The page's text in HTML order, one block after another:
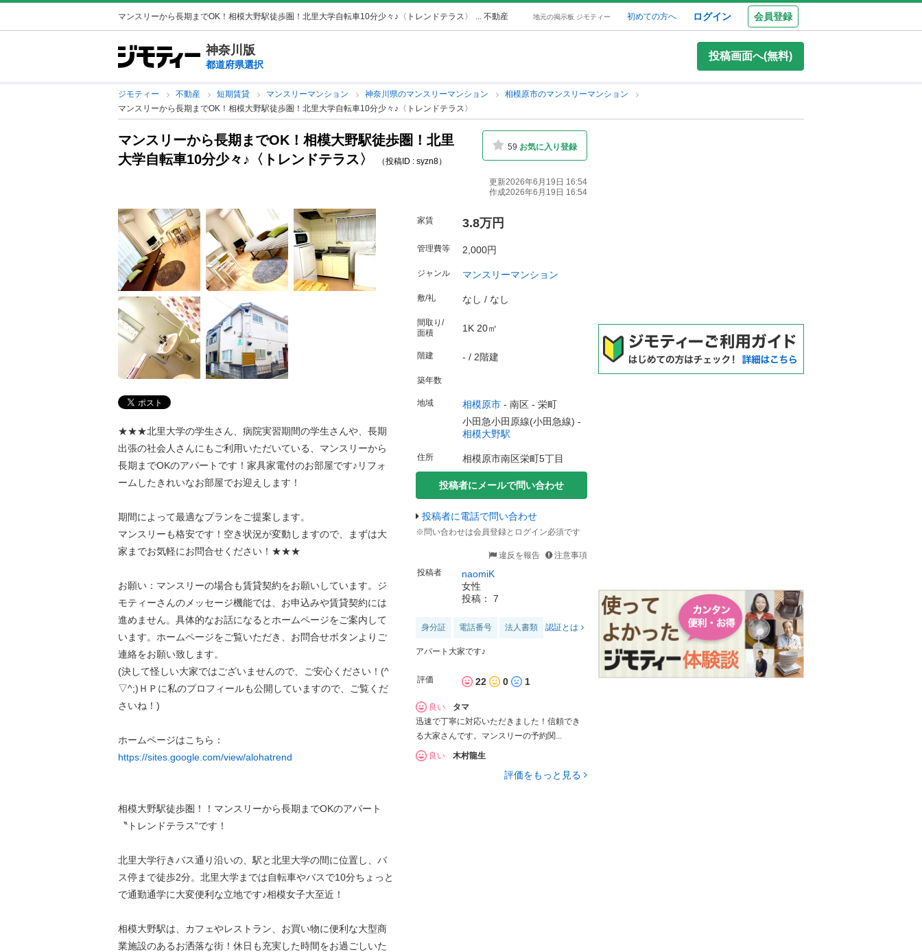
マンスリーから長期までOK！相模大野駅徒歩圏！北里大学自転車10分少々♪〈トレンドテラス〉 ... 不動産 地元の掲示板 ジモティー 初めての方へ ログイン 会員登録
神奈川版
都道府県選択
投稿画面へ(無料)
ジモティー 不動産 短期賃貸 マンスリーマンション 神奈川県のマンスリーマンション
相模原市のマンスリーマンション
マンスリーから長期までOK！相模大野駅徒歩圏！北里大学自転車10分少々♪〈トレンドテラス〉
マンスリーから長期までOK！相模大野駅徒歩圏！北里
大学自転車10分少々♪〈トレンドテラス〉
（投稿ID : syzn8）
59 お気に入り登録
更新2026年6月19日 16:54
作成2026年6月19日 16:54
★★★北里大学の学生さん、病院実習期間の学生さんや、長期
出張の社会人さんにもご利用いただいている、マンスリーから
長期までOKのアパートです！家具家電付のお部屋です♪リフォ
ームしたきれいなお部屋でお迎えします！
期間によって最適なプランをご提案します。
マンスリーも格安です！空き状況が変動しますので、まずは大
家までお気軽にお問合せください！★★★
お願い：マンスリーの場合も賃貸契約をお願いしています。ジ
モティーさんのメッセージ機能では、お申込みや賃貸契約には
進めません。具体的なお話になるとホームページをご案内して
います。ホームページをご覧いただき、お問合せボタンよりご
連絡をお願い致します。
(決して怪しい大家ではございませんので、ご安心ください！(^
▽^;)ＨＰに私のプロフィールも公開していますので、ご覧くだ
さいね！)
ホームページはこちら：
https://sites.google.com/view/alohatrend
相模大野駅徒歩圏！！マンスリーから長期までOKのアパート
〝トレンドテラス”です！
北里大学行きバス通り沿いの、駅と北里大学の間に位置し、バ
ス停まで徒歩2分。北里大学までは自転車やバスで10分ちょっと
で通勤通学に大変便利な立地です♪相模女子大至近！
相模大野駅は、カフェやレストラン、お買い物に便利な大型商
業施設のあるお洒落な街！休日も充実した時間をお過ごしいた
家賃 3.8万円
管理費等 2,000円
ジャンル マンスリーマンション
敷/礼 なし / なし
間取り/
面積
1K 20㎡
階建 - / 2階建
築年数
地域 相模原市 - 南区 - 栄町
小田急小田原線(小田急線) -
相模大野駅
住所 相模原市南区栄町5丁目
投稿者にメールで問い合わせ
投稿者に電話で問い合わせ
※問い合わせは会員登録とログイン必須です
違反を報告
注意事項
投稿者
naomiK
女性
投稿： 7
身分証 電話番号 法人書類 認証とは
アパート大家です♪
評価 22 0 1
良い
タマ
迅速で丁寧に対応いただきました！信頼でき
る大家さんです。マンスリーの予約関...
良い 木村龍生
評価をもっと見る